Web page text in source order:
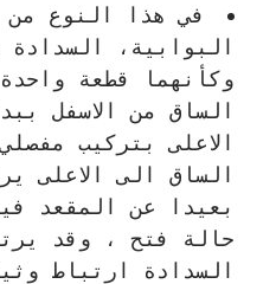
في هذا النوع من
البوابية،
وكأنهما قطعة
الساق من الاسفل
الاعلى بتركيب
الساق الى الاعلى
بعيدا عن المقعد
حالة فتح ، وقد
السدادة ارتباط